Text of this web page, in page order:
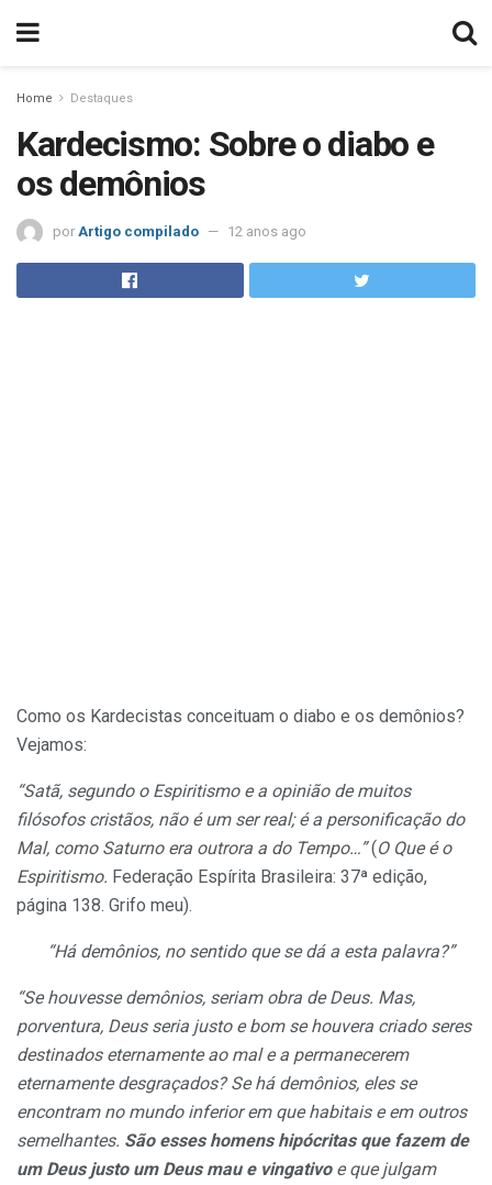
Home Destaques
Kardecismo: Sobre o diabo e
os demônios
por Artigo compilado 12 anos ago
Como os Kardecistas conceituam o diabo e os demônios?
Vejamos:
“Satã, segundo o Espiritismo e a opinião de muitos
filósofos cristãos, não é um ser real; é a personificação do
Mal, como Saturno era outrora a do Tempo…”(O Que é o
Espiritismo. Federação Espírita Brasileira: 37ª edição,
página 138. Grifo meu).
“Há demônios, no sentido que se dá a esta palavra?”
“Se houvesse demônios, seriam obra de Deus. Mas,
porventura, Deus seria justo e bom se houvera criado seres
destinados eternamente ao mal e a permanecerem
eternamente desgraçados? Se há demônios, eles se
encontram no mundo inferior em que habitais e em outros
semelhantes. São esses homens hipócritas que fazem de
um Deus justo um Deus mau e vingativoe que julgam